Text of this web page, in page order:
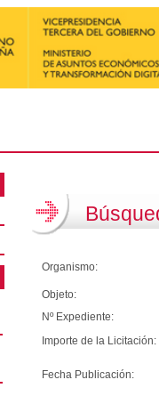
Organismo:
Objeto:
Nº Expediente:
Importe de la Licitación:
Fecha Publicación: